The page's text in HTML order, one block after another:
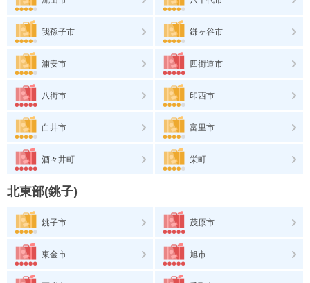
我孫子市 鎌ヶ谷市
浦安市 四街道市
八街市 印西市
白井市 富里市
酒々井町 栄町
北東部(銚子)
銚子市 茂原市
東金市 旭市